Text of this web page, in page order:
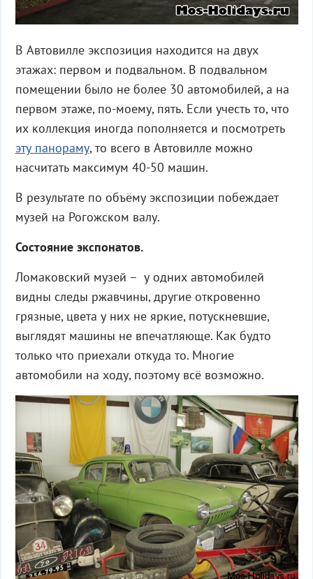
В Автовилле экспозиция находится на двух
этажах: первом и подвальном. В подвальном
помещении было не более 30 автомобилей, а на
первом этаже, по-моему, пять. Если учесть то, что
их коллекция иногда пополняется и посмотреть
эту панораму, то всего в Автовилле можно
насчитать максимум 40-50 машин.
В результате по объёму экспозиции побеждает
музей на Рогожском валу.
Состояние экспонатов.
Ломаковский музей – у одних автомобилей
видны следы ржавчины, другие откровенно
грязные, цвета у них не яркие, потускневшие,
выглядят машины не впечатляюще. Как будто
только что приехали откуда то. Многие
автомобили на ходу, поэтому всё возможно.